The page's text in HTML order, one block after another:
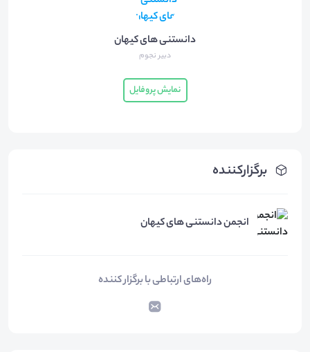
برگزارکننده
انجمن دانستنی های کیهان
راه‌های ارتباطی با برگزار کننده
دانستنی های کیهان
دبیر نجوم
نمایش پروفایل